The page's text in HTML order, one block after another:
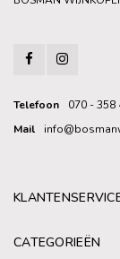
Telefoon
070 - 358
Mail
CATEGORIEËN